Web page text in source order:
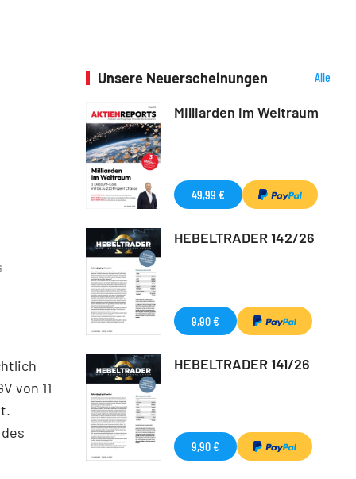
von 11
Unsere Neuerscheinungen
Alle
Milliarden im Weltraum
49,99 €
HEBELTRADER 142/26
9,90 €
HEBELTRADER 141/26
9,90 €